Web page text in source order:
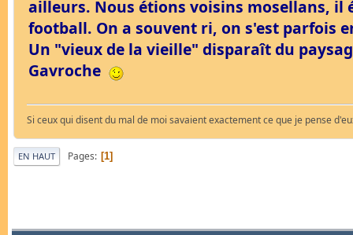
ailleurs. Nous étions voisins mosellans, il
football. On a souvent ri, on s'est parfois
Un "vieux de la vieille" disparaît du
Gavroche
Si ceux qui disent du mal de moi savaient exactement ce que je pense
EN HAUT Pages 1